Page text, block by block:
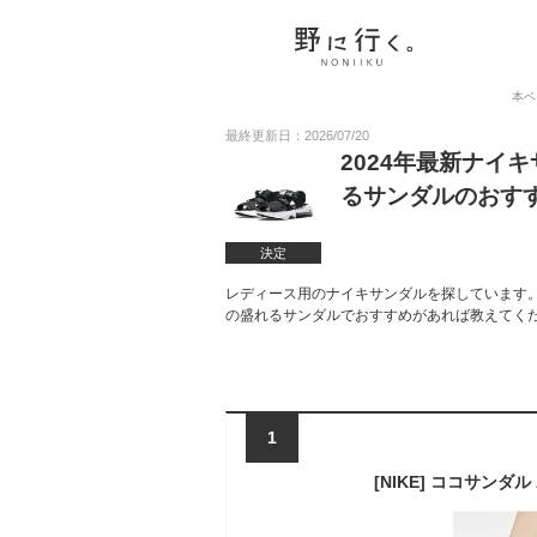
本
最終更新日：2026/07/20
決定
2024年最新ナイキ
るサンダルのおす
レディース用のナイキサンダルを探していま
の盛れるサンダルでおすすめがあれば教えて
1